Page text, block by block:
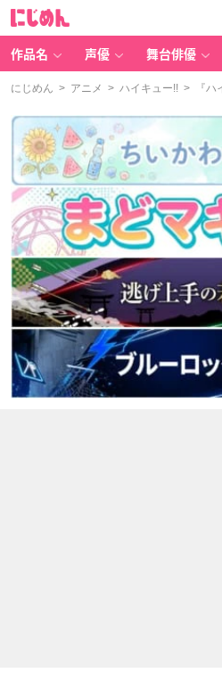
作品名 声優 舞台俳優
にじめん > アニメ > ハイキュー!! > 『ハ